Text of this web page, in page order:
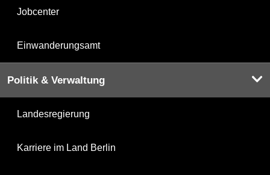
Jobcenter
Einwanderungsamt
Politik & Verwaltung
Landesregierung
Karriere im Land Berlin